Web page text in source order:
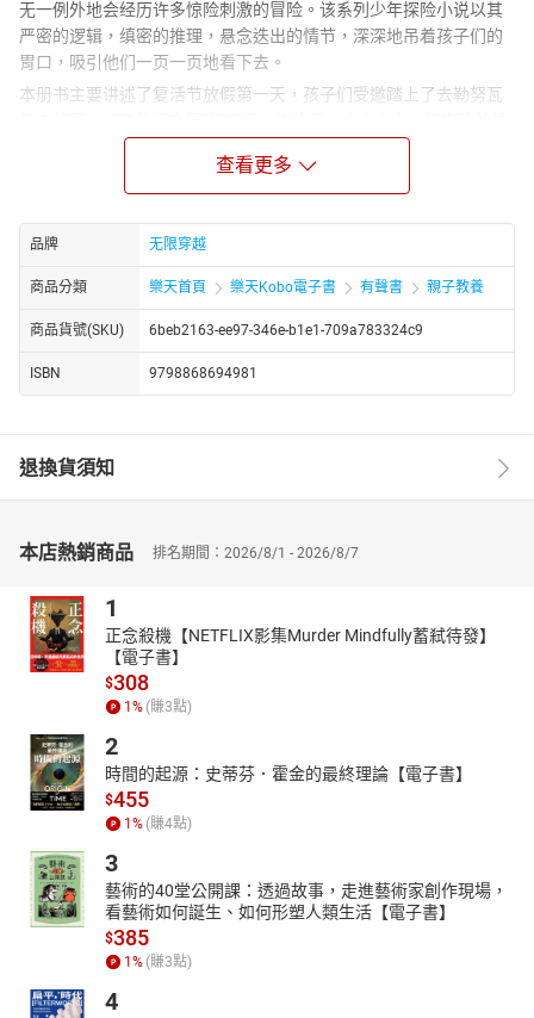
无一例外地会经历许多惊险刺激的冒险。该系列少年探险小说以其
严密的逻辑，缜密的推理，悬念迭出的情节，深深地吊着孩子们的
胃口，吸引他们一页一页地看下去。
本册书主要讲述了复活节放假第一天，孩子们受邀踏上了去勒努瓦
景：走私犯的放逐之山、雾蒙蒙无情吞噬生命的黑暗沼泽、建造于
悬崖峭壁之上的古堡、古堡下星罗棋布直通房间的秘道，还有那暗
夜中不断闪光发出暗号的塔楼、那夜半悄无声息靠岸的小船、那突
然从房间暗门里爬出的诡异身影、那秘道中发出的惊恐的叫声……随
着故事的一步步发展，越来越多的惊奇在等着我们，越来越多的秘
密被孩子们逐一解开，一个个狡猾的罪犯也得到了应有的下场。
伊妮德·布莱顿（1897-1968）是英国著名的儿童文学作家。她早年
受过幼儿师范教育，后从事教育报刊工作。1923年出版本作品，
1949年塑造了著名的童话人物诺迪。她先后为不同年龄的儿童创作
波特”作者J.K.罗琳的启蒙读物。其代表作包括《世界少年探险队》
《秘密七人组》《诺迪》《神秘事件簿》等。
查看更多
品牌 无限穿越
商品分類 樂天首頁 樂天Kobo電子書 有聲書 親子教養
商品貨號(SKU) 6beb2163-ee97-346e-b1e1-709a783324c9
ISBN 9798868694981
退換貨須知
本店熱銷商品 排名期間：2026/8/1 - 2026/8/7
1
正念殺機【NETFLIX影集Murder Mindfully蓄弒待發】
【電子書】
$308
1 % (賺3點)
2
時間的起源：史蒂芬．霍金的最終理論【電子書】
$455
1 % (賺4點)
3
藝術的40堂公開課：透過故事，走進藝術家創作現場，
看藝術如何誕生、如何形塑人類生活【電子書】
$385
1 % (賺3點)
4